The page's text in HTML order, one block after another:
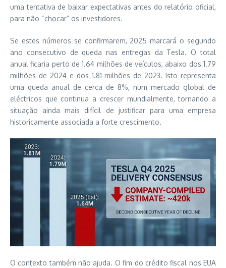
uma tentativa de baixar expectativas antes do relatório oficial,
para não “chocar” os investidores.
Se estes números se confirmarem, 2025 marcará o segundo
ano consecutivo de queda nas entregas da Tesla. O total
anual ficaria perto de 1.64 milhões de veículos, abaixo dos 1.79
milhões de 2024 e dos 1.81 milhões de 2023. Isto representa
uma queda anual de cerca de 8%, num mercado global de
eléctricos que continua a crescer mundialmente, tornando a
situação ainda mais difícil de justificar para uma empresa
historicamente associada a forte crescimento.
O contexto também não ajuda. O fim do crédito fiscal nos EUA